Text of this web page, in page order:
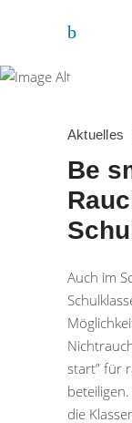
Aktuelles
Be
Auch im
start” für
die